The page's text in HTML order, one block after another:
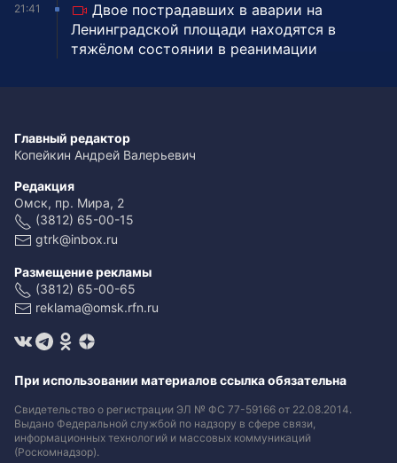
21:41
Двое пострадавших в аварии на
Ленинградской площади находятся в
тяжёлом состоянии в реанимации
Главный редактор
Копейкин Андрей Валерьевич
Редакция
Омск, пр. Мира, 2
(3812) 65-00-15
gtrk@inbox.ru
Размещение рекламы
(3812) 65-00-65
reklama@omsk.rfn.ru
При использовании материалов ссылка обязательна
Свидетельство о регистрации ЭЛ № ФС 77-59166 от 22.08.2014.
Выдано Федеральной службой по надзору в сфере связи,
информационных технологий и массовых коммуникаций
(Роскомнадзор).